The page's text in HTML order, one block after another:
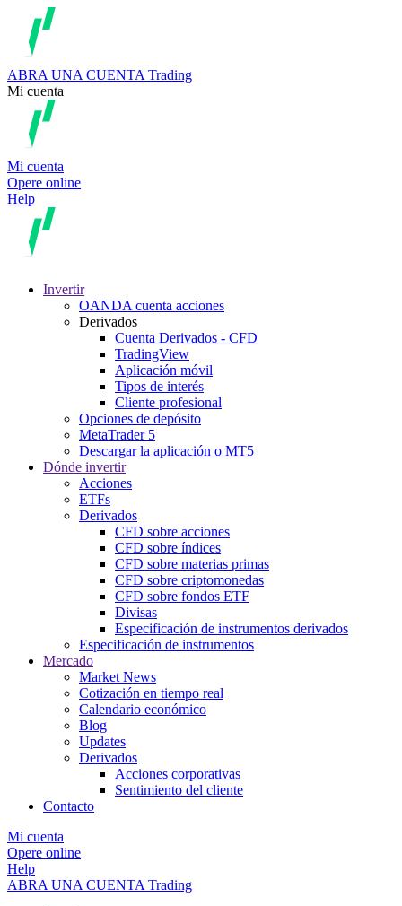
ABRA UNA CUENTA Trading
Mi cuenta
Mi cuenta
Opere online
Help
Invertir
OANDA cuenta acciones
Derivados
Cuenta Derivados - CFD
TradingView
Aplicación móvil
Tipos de interés
Cliente profesional
Opciones de depósito
MetaTrader 5
Descargar la aplicación o MT5
Dónde invertir
Acciones
ETFs
Derivados
CFD sobre acciones
CFD sobre índices
CFD sobre materias primas
CFD sobre criptomonedas
CFD sobre fondos ETF
Divisas
Especificación de instrumentos derivados
Especificación de instrumentos
Mercado
Market News
Cotización en tiempo real
Calendario económico
Blog
Updates
Derivados
Acciones corporativas
Sentimiento del cliente
Contacto
Mi cuenta
Opere online
Help
ABRA UNA CUENTA Trading